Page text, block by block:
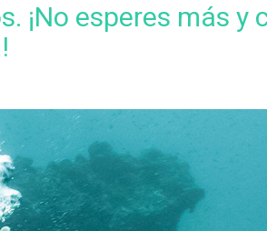
¡No esperes más y